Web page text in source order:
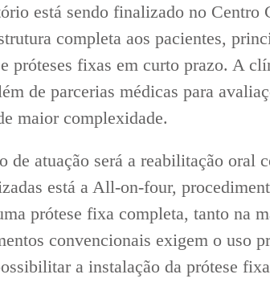
está sendo finalizado no
completa aos pacientes,
próteses fixas em curto prazo. A
de parcerias médicas para
maior complexidade.
de atuação será a reabilitação oral
está a All-on-four,
prótese fixa completa, tanto na
convencionais exigem o uso
a instalação da prótese